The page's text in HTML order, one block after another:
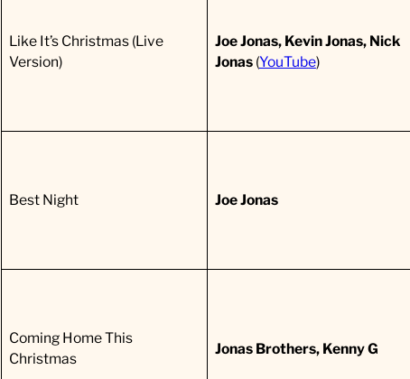
J
n
o
Like It’s Christmas (Live
Version)
Joe Jonas, Kevin Jonas, Nick
Jonas(YouTube)
Best Night Joe Jonas
Coming Home This
Christmas
Jonas Brothers, Kenny G